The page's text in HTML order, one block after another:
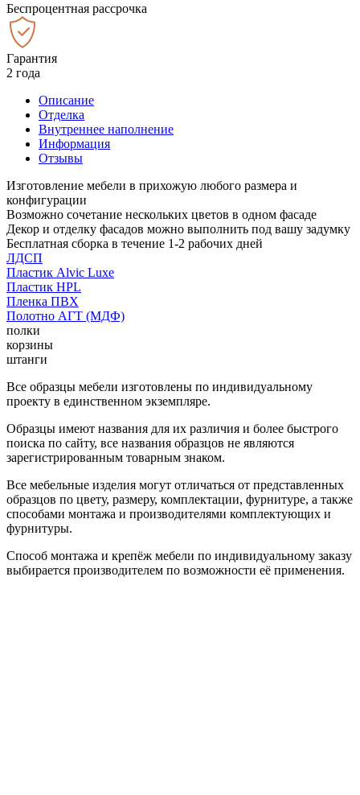
Беспроцентная рассрочка
Гарантия
2 года
Описание
Отделка
Внутреннее наполнение
Информация
Отзывы
Изготовление мебели в прихожую любого размера и
конфигурации
Возможно сочетание нескольких цветов в одном фасаде
Декор и отделку фасадов можно выполнить под вашу задумку
Бесплатная сборка в течение 1-2 рабочих дней
ЛДСП
Пластик Alvic Luxe
Пластик HPL
Пленка ПВХ
Полотно АГТ (МДФ)
полки
корзины
штанги
Все образцы мебели изготовлены по индивидуальному
проекту в единственном экземпляре.
Образцы имеют названия для их различия и более быстрого
поиска по сайту, все названия образцов не являются
зарегистрированным товарным знаком.
Все мебельные изделия могут отличаться от представленных
образцов по цвету, размеру, комплектации, фурнитуре, а также
способами монтажа и производителями комплектующих и
фурнитуры.
Способ монтажа и крепёж мебели по индивидуальному заказу
выбирается производителем по возможности её применения.